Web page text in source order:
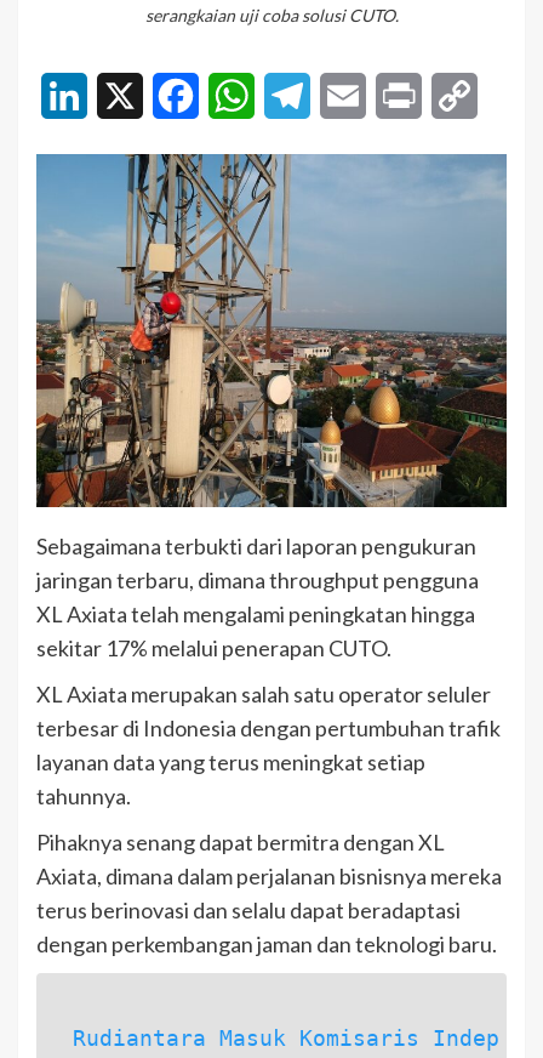
serangkaian uji coba solusi CUTO.
LinkedIn FacebookWhatsAppTelegramEmail Print
Sebagaimana terbukti dari laporan pengukuran
jaringan terbaru, dimana throughput pengguna
XL Axiata telah mengalami peningkatan hingga
sekitar 17% melalui penerapan CUTO.
XL Axiata merupakan salah satu operator seluler
terbesar di Indonesia dengan pertumbuhan trafik
layanan data yang terus meningkat setiap
tahunnya.
Pihaknya senang dapat bermitra dengan XL
Axiata, dimana dalam perjalanan bisnisnya mereka
terus berinovasi dan selalu dapat beradaptasi
dengan perkembangan jaman dan teknologi baru.
Rudiantara Masuk Komisaris Indep